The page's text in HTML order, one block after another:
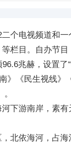
个电视频道和一
栏目。自办节
兆赫，设置了“
》《民生视线》
下游南岸，素有
北依海河，占